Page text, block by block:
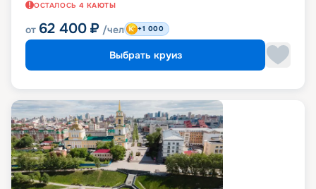
ОСТАЛОСЬ 4 КАЮТЫ
от 62 400 ₽ /чел +1 000
Выбрать круиз